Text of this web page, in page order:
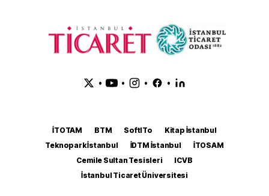
• • • •
İTOTAM BTM SoftITo
Kitap İstanbul
Teknopark İstanbul
İDTM İstanbul
İTOSAM
Cemile Sultan Tesisleri
ICVB
İstanbul Ticaret Üniversitesi